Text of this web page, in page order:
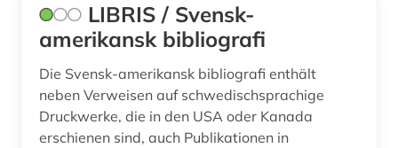
LIBRIS / Svensk-
amerikansk bibliografi
Die Svensk-amerikansk bibliografi enthält
neben Verweisen auf schwedischsprachige
Druckwerke, die in den USA oder Kanada
erschienen sind, auch Publikationen in